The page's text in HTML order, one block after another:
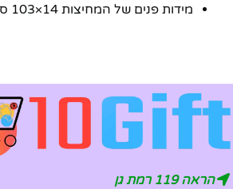
מידות פנים של המחיצות 14×103 ס"מ
הראה 119 רמת גן